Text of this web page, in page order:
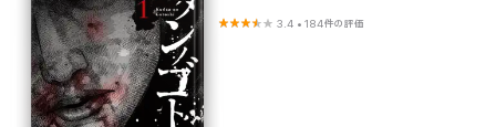
3.4 •184件の評価